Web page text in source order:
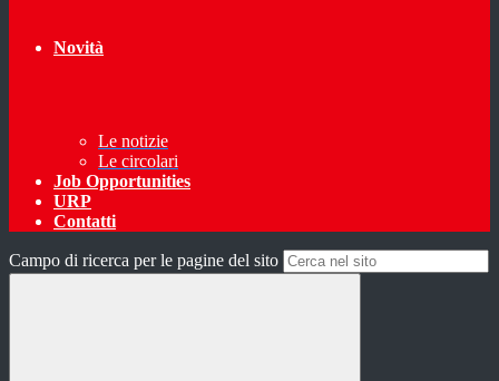
Novità
Le notizie
Le circolari
Job Opportunities
URP
Contatti
Campo di ricerca per le pagine del sito